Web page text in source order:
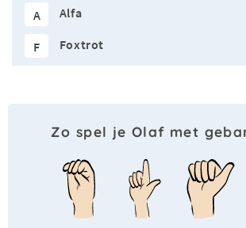
A Alfa
F Foxtrot
Zo spel je Olaf met